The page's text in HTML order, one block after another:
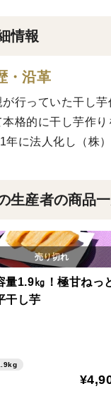
情報
・沿革
が行っていた干し
本格的に干し芋作り
年に法人化し（株
生産者の商品
量1.9㎏！極甘ねっ
干し芋